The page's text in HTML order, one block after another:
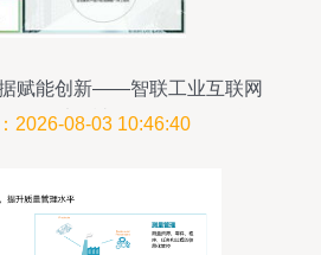
赋能创新——智联工业互联网
幻灯片1 封面**\n- 标题 智联工
业数字化转型\n- 合作/融资主
业4.0黄金时代\n- 公司标识 +
、白色基调）\n\n**幻灯片2 企
2026-08-03 10:46:40